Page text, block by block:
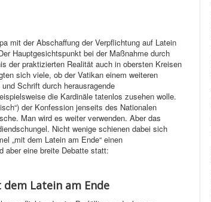
mit der Abschaffung der Verpflichtung auf Latein
Hauptgesichtspunkt bei der Maßnahme durch
der praktizierten Realität auch in obersten Kreisen
sich viele, ob der Vatikan einem weiteren
Schrift durch herausragende
die Kardinäle tatenlos zusehen wolle.
der Konfession jenseits des Nationalen
Man wird es weiter verwenden. Aber das
Nicht wenige schienen dabei sich
„mit dem Latein am Ende“ einen
aber eine breite Debatte statt:
Latein am Ende